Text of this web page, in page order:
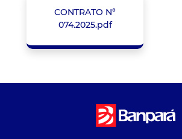
CONTRATO N°
074.2025.pdf